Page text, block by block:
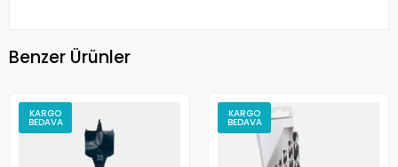
Benzer Ürünler
KARGO
BEDAVA
KARGO
BEDAVA